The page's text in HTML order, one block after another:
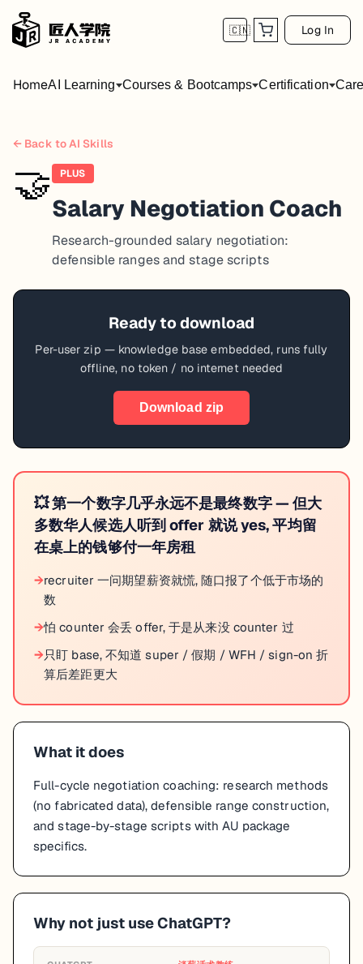
🇨🇳 Log In
HomeAI Learning Courses & Bootcamps Certification
← Back to AI Skills
🤝 PLUS
Salary Negotiation Coach
Research-grounded salary negotiation:
defensible ranges and stage scripts
Ready to download
Per-user zip — knowledge base embedded, runs fully
offline, no token / no internet needed
Download zip
💥第一个数字几乎永远不是最终数字 — 但大
多数华人候选人听到 offer 就说 yes, 平均留
在桌上的钱够付一年房租
→recruiter 一问期望薪资就慌, 随口报了个低于市场的
数
→怕 counter 会丢 offer, 于是从来没 counter 过
→只盯 base, 不知道 super / 假期 / WFH / sign-on 折
算后差距更大
What it does
Full-cycle negotiation coaching: research methods
(no fabricated data), defensible range construction,
and stage-by-stage scripts with AU package
specifics.
Why not just use ChatGPT?